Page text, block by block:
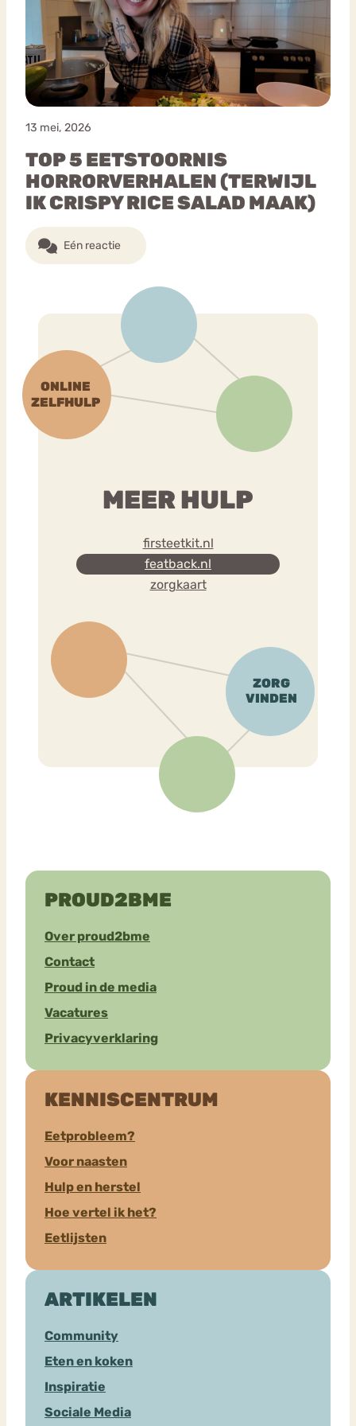
13 mei, 2026
TOP 5 EETSTOORNIS
HORRORVERHALEN (TERWIJL
IK CRISPY RICE SALAD MAAK)
Eén reactie
MEER HULP
firsteetkit.nl
featback.nl
zorgkaart
PROUD2BME
Over proud2bme
Contact
Proud in de media
Vacatures
Privacyverklaring
KENNISCENTRUM
Eetprobleem?
Voor naasten
Hulp en herstel
Hoe vertel ik het?
Eetlijsten
ARTIKELEN
Community
Eten en koken
Inspiratie
Sociale Media
Chat
Forum
Bouli
mia
Nerv
osa
Eetstoornis Anorexia Nervosa
Orthorexia
Afvallen Angst